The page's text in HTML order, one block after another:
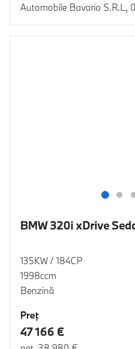
Automobile Bavaria S.R.L,
BMW 320i xDrive
135KW / 184CP
1998ccm
Benzină
Preţ
47 166 €